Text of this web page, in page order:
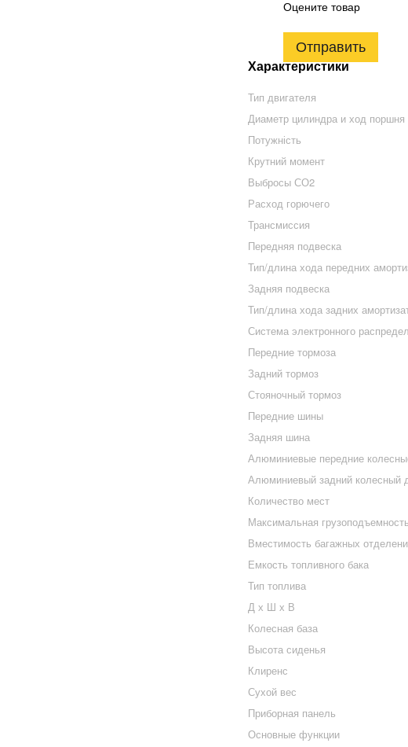
Оцените товар
Отправить
Характеристики
Тип двигателя
Диаметр цилиндра и ход поршня
Потужність
Крутний момент
Выбросы СО2
Расход горючего
Трансмиссия
Передняя подвеска
Тип/длина хода передних
Задняя подвеска
Тип/длина хода задних
Система электронного
Передние тормоза
Задний тормоз
Стояночный тормоз
Передние шины
Задняя шина
Алюминиевые передние
Алюминиевый задний колесный
Количество мест
Максимальная грузоподъемность
Вместимость багажных
Емкость топливного бака
Тип топлива
Д х Ш х В
Колесная база
Высота сиденья
Клиренс
Сухой вес
Приборная панель
Основные функции